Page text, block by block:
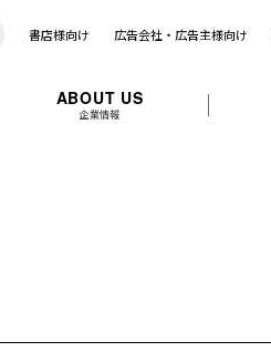
書店様向け 広告会社・広告主様向け
ABOUT US
企業情報